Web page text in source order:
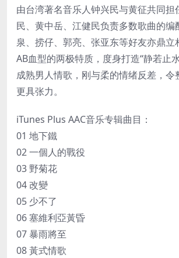
由台湾著名音乐人钟兴民与黄征共同担
民、黄中岳、江健民负责多数歌曲的编
泉、捞仔、郭亮、张亚东等好友亦鼎立
AB血型的两极特质，度身打造“静若止
成熟男人情歌，刚与柔的情绪反差，令
更具张力。
iTunes Plus AAC音乐专辑曲目：
01 地下鐵
02 一個人的戰役
03 野菊花
04 改變
05 少不了
06 塞維利亞黃昏
07 暴雨將至
08 黃式情歌